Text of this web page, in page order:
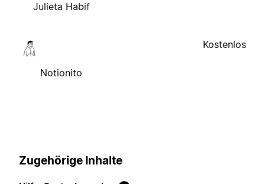
Julieta Habif
Notionito
Kostenlos
Zugehörige Inhalte